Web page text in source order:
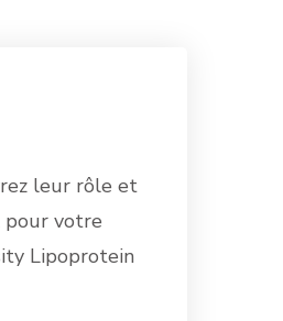
leur rôle et
pour votre
Lipoprotein